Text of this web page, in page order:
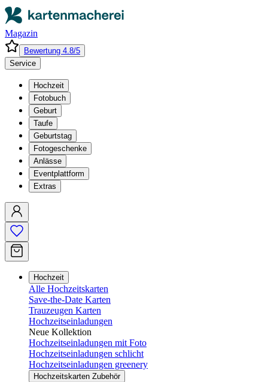
Magazin
Bewertung 4.8/5
Service
Hochzeit
Fotobuch
Geburt
Taufe
Geburtstag
Fotogeschenke
Anlässe
Eventplattform
Extras
Hochzeit
Alle Hochzeitskarten
Save-the-Date Karten
Trauzeugen Karten
Hochzeitseinladungen
Neue Kollektion
Hochzeitseinladungen mit Foto
Hochzeitseinladungen schlicht
Hochzeitseinladungen greenery
Hochzeitskarten Zubehör